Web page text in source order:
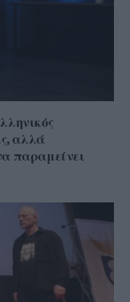
αλλά
παραμείνει